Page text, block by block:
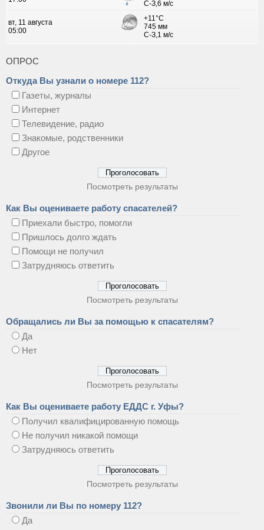
ОПРОС
Откуда Вы узнали о номере 112?
Газеты, журналы
Интернет
Телевидение, радио
Знакомые, родственники
Другое
Посмотреть результаты
Как Вы оцениваете работу спасателей?
Приехали быстро, помогли
Пришлось долго ждать
Помощи не получил
Затрудняюсь ответить
Посмотреть результаты
Обращались ли Вы за помощью к спасателям?
Да
Нет
Посмотреть результаты
Как Вы оцениваете работу ЕДДС г. Уфы?
Получил квалифицированную помощь
Не получил никакой помощи
Затрудняюсь ответить
Посмотреть результаты
Звонили ли Вы по номеру 112?
Да